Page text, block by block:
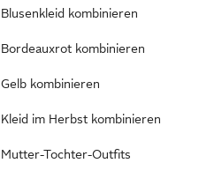
Blusenkleid kombinieren
Bordeauxrot kombinieren
Gelb kombinieren
Kleid im Herbst kombinieren
Mutter-Tochter-Outfits